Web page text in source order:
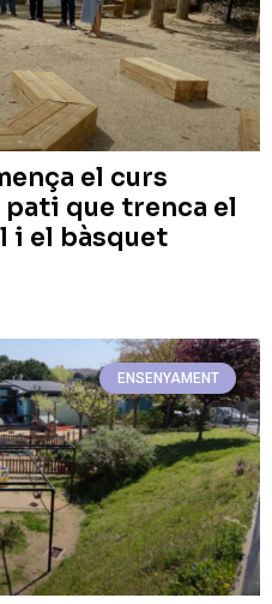
el curs
pati que trenca el
i el bàsquet
ENSENYAMENT